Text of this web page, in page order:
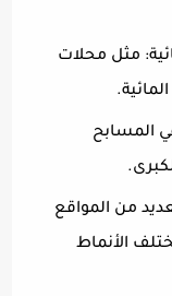
مثل محلات
المسابح
من المواقع
الأنماط